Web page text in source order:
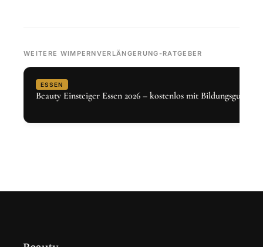
WEITERE WIMPERNVERLÄNGERUNG-RATGEBER
ESSEN
Beauty Einsteiger Essen 2026 – kostenlos mit